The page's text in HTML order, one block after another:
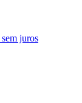
sem juros